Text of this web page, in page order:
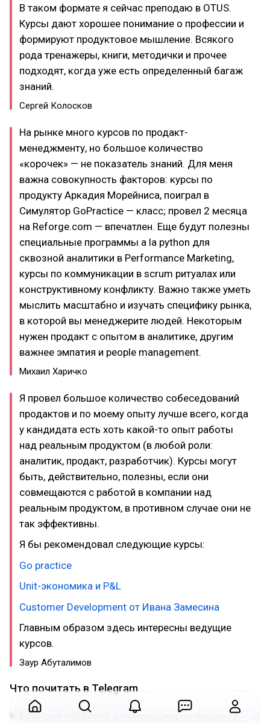
В таком формате я сейчас преподаю в OTUS.
Курсы дают хорошее понимание о профессии и
формируют продуктовое мышление. Всякого
рода тренажеры, книги, методички и прочее
подходят, когда уже есть определенный багаж
знаний.
Сергей Колосков
На рынке много курсов по продакт-
менеджменту, но большое количество
«корочек» — не показатель знаний. Для меня
важна совокупность факторов: курсы по
продукту Аркадия Морейниса, поиграл в
Симулятор GoPractice — класc; провел 2 месяца
на Reforge.com — впечатлен. Еще будут полезны
специальные программы a la python для
сквозной аналитики в Performance Marketing,
курсы по коммуникации в scrum ритуалах или
конструктивному конфликту. Важно также уметь
мыслить масштабно и изучать специфику рынка,
в которой вы менеджерите людей. Некоторым
нужен продакт с опытом в аналитике, другим
важнее эмпатия и people management.
Михаил Харичко
Я провел большое количество собеседований
продактов и по моему опыту лучше всего, когда
у кандидата есть хоть какой-то опыт работы
над реальным продуктом (в любой роли:
аналитик, продакт, разработчик). Курсы могут
быть, действительно, полезны, если они
совмещаются с работой в компании над
реальным продуктом, в противном случае они не
так эффективны.
Я бы рекомендовал следующие курсы:
Go practice
Unit-экономика и P&L
Customer Development от Ивана Замесина
Главным образом здесь интересны ведущие
курсов.
Заур Абуталимов
Что почитать в Telegram